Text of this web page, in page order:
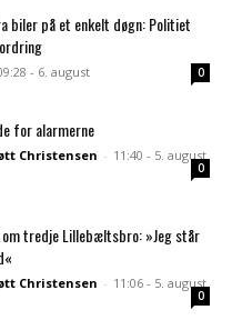
biler på et enkelt døgn: Politiet
- 6. august 0
for alarmerne
Christensen - 11:40 - 5. august
0
om tredje Lillebæltsbro: »Jeg står
Christensen - 11:06 - 5. august
0